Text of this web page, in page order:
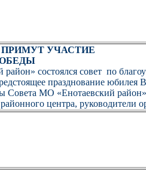
УЧАСТИЕ
состоялся совет по
празднование юбилея
Совета МО «Енотаевский
центра, руководители